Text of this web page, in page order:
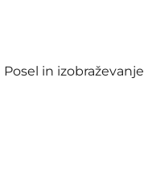
Posel in izobraževanje